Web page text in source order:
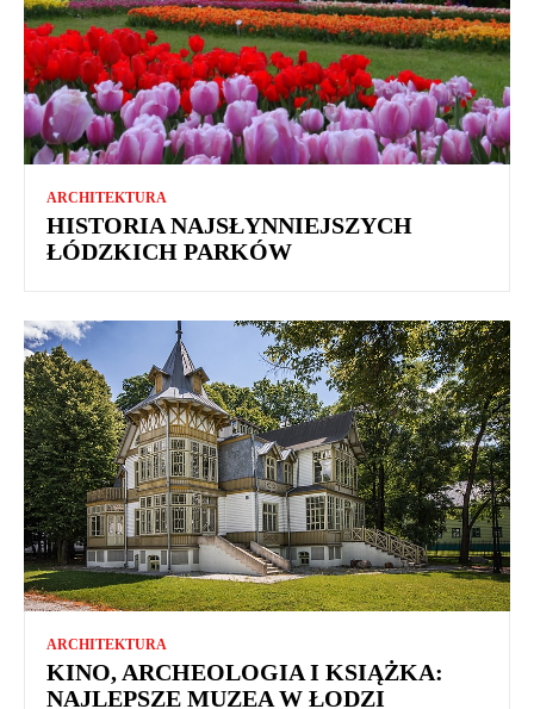
ARCHITEKTURA
HISTORIA NAJSŁYNNIEJSZYCH
ŁÓDZKICH PARKÓW
ARCHITEKTURA
KINO, ARCHEOLOGIA I KSIĄŻKA:
NAJLEPSZE MUZEA W ŁODZI